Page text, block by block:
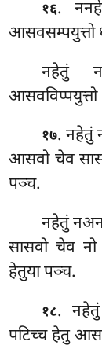
१६.
आसवसम्पयुत्तो
नहेतुं
१७. नहेतुं
आसवो चेव
पञ्च.
नहेतुं
सासवो चेव
हेतुयापञ्च.
१८. नहेतुं
पटिच्च हेतु